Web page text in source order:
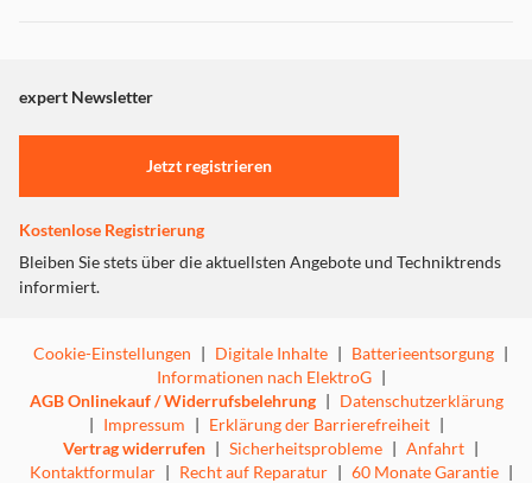
Acer Display Widget
WQHD Auflösung
Die 2560 x 1440 Auflösung dieses LED-Monitors liefert
fortschrittliche 1440p Full HD Gaming-, Multimedia- und
Produktivitätsanwendungen.
"Marketing".
Einstellungen anpassen
expert Newsletter
Jetzt registrieren
Kostenlose Registrierung
Bleiben Sie stets über die aktuellsten Angebote und Techniktrends
informiert.
Cookie-Einstellungen | Digitale Inhalte | Batterieentsorgung |
Informationen nach ElektroG |
AGB Onlinekauf / Widerrufsbelehrung | Datenschutzerklärung
| Impressum | Erklärung der Barrierefreiheit |
Vertrag widerrufen | Sicherheitsprobleme | Anfahrt |
Kontaktformular | Recht auf Reparatur | 60 Monate Garantie |